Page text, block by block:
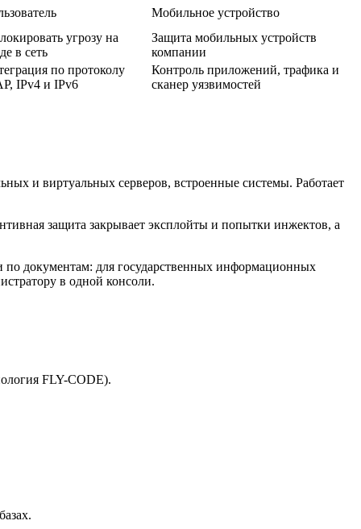
Мобильное устройство
угрозу на
в сеть
Защита мобильных устройств
компании
по протоколу
IPv4 и IPv6
Контроль приложений, трафика и
сканер уязвимостей
и виртуальных серверов, встроенные системы. Работает
защита закрывает эксплойты и попытки инжектов, а
документам: для государственных информационных
в одной консоли.
FLY-CODE).